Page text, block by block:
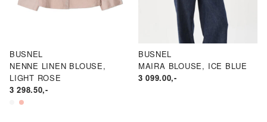
BUSNEL
NENNE LINEN BLOUSE,
LIGHT ROSE
3 298.50,-
BUSNEL
MAIRA BLOUSE, ICE BLUE
3 099.00,-